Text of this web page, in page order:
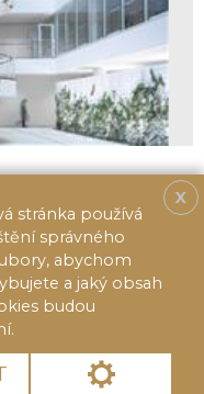
X
stránka používá
správného
abychom
a jaký obsah
budou